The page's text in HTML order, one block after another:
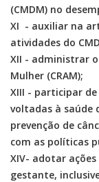
(CMDM) no
XI - auxiliar na
atividades do
XII - administrar
Mulher (CRAM);
XIII - participar
voltadas à saúde
prevenção de
com as políticas
XIV- adotar
gestante,